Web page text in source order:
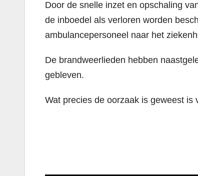
Door de snelle inzet en opschaling
de inboedel als verloren worden
ambulancepersoneel naar het
De brandweerlieden hebben
gebleven.
Wat precies de oorzaak is geweest is